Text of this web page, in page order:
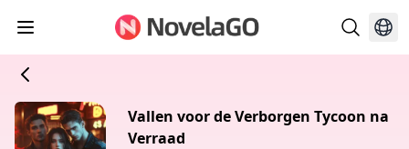
Vallen voor de Verborgen Tycoon na
Verraad